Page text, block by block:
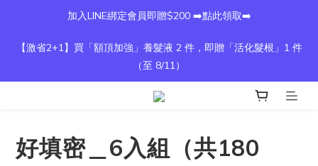
加入LINE綁定會員即贈$200 ➡️點此領取➡️
【激省2+1】買「額頂加強」養髮液 2 件，即贈「活化髮根」1 件
（至 8/11）
好填密＿6入組（共180